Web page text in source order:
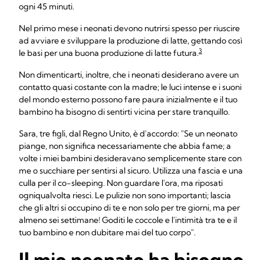
ogni 45 minuti.
Nel primo mese i neonati devono nutrirsi spesso per riuscire
ad avviare e sviluppare la produzione di latte, gettando così
le basi per una buona produzione di latte futura.3
Non dimenticarti, inoltre, che i neonati desiderano avere un
contatto quasi costante con la madre; le luci intense e i suoni
del mondo esterno possono fare paura inizialmente e il tuo
bambino ha bisogno di sentirti vicina per stare tranquillo.
Sara, tre figli, dal Regno Unito, è d'accordo: "Se un neonato
piange, non significa necessariamente che abbia fame; a
volte i miei bambini desideravano semplicemente stare con
me o succhiare per sentirsi al sicuro. Utilizza una fascia e una
culla per il co-sleeping. Non guardare l'ora, ma riposati
ogniqualvolta riesci. Le pulizie non sono importanti; lascia
che gli altri si occupino di te e non solo per tre giorni, ma per
almeno sei settimane! Goditi le coccole e l'intimità tra te e il
tuo bambino e non dubitare mai del tuo corpo".